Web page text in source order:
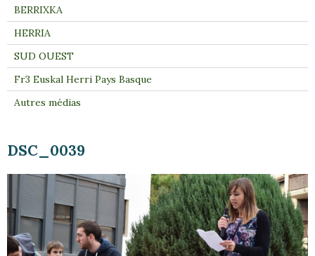
DSC_0039
BERRIXKA
HERRIA
SUD OUEST
Fr3 Euskal Herri Pays Basque
Autres médias